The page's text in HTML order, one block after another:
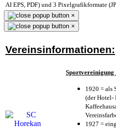
AI EPS, PDF) und 3 Pixelgrafikformate
×
×
Vereinsinformationen:
1920 = als
(der Hotel-
1927 =